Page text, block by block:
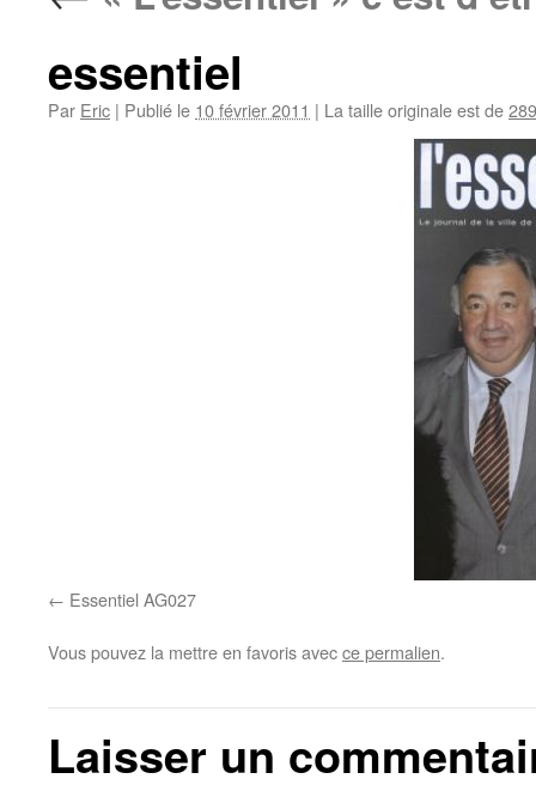
essentiel
Par Eric | Publié le 10 février 2011 | La taille originale est de
Essentiel AG027
Vous pouvez la mettre en favoris avecce permalien.
Laisser un